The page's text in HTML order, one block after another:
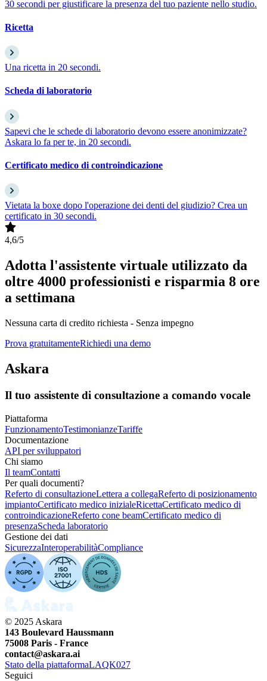
30 secondi per giustificare la presenza del tuo paziente nello studio.
Ricetta
Una ricetta in 20 secondi.
Scheda di laboratorio
Sapevi che le schede di laboratorio devono essere anonimizzate?
Askara lo fa per te, in 20 secondi.
Certificato medico di controindicazione
Vietata la boxe dopo l'operazione dei denti del giudizio? Crea un
certificato in 30 secondi.
4,6/5
Adotta l'assistente virtuale utilizzato da
oltre 4000 professionisti e risparmia 8 ore
a settimana
Nessuna carta di credito richiesta - Senza impegno
Prova gratuitamenteRichiedi una demo
Askara
Il tuo assistente di consultazione a comando vocale
Piattaforma
FunzionamentoTestimonianzeTariffe
Documentazione
API per sviluppatori
Chi siamo
Il teamContatti
Per quali documenti?
Referto di consultazioneLettera a collegaReferto di posizionamento
impiantoCertificato medico inizialeRicettaCertificato medico di
controindicazioneReferto cone beamCertificato medico di
presenzaScheda laboratorio
Gestione dei dati
SicurezzaInteroperabilitàCompliance
© 2025 Askara
143 Boulevard Haussmann
75008 Paris - France
contact@askara.ai
Stato della piattaformaLAQK027
Seguici